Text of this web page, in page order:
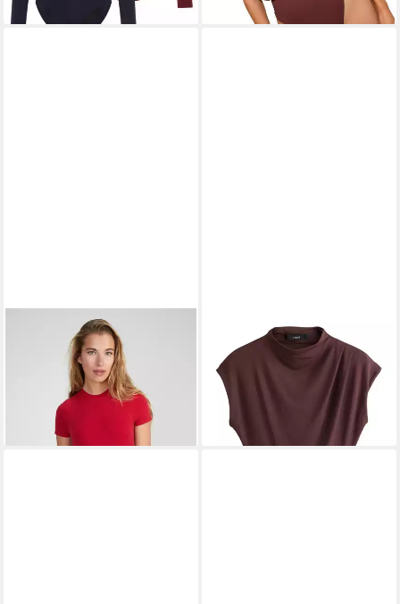
STYLE REPUBLIC
Kurzarmbody
lieferbar - in 3-4 Werktagen bei dir
Kurzarmbody Weicher
Bodysuit mit überschnittenen
Schultern (1-tlg)
49,00 €
lieferbar - in 2-3 Werktagen bei dir